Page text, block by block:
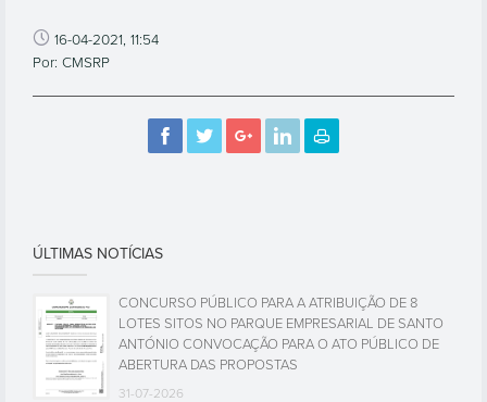
16-04-2021, 11:54
Por: CMSRP
ÚLTIMAS NOTÍCIAS
CONCURSO PÚBLICO PARA A ATRIBUIÇÃO DE 8
LOTES SITOS NO PARQUE EMPRESARIAL DE SANTO
ANTÓNIO CONVOCAÇÃO PARA O ATO PÚBLICO DE
ABERTURA DAS PROPOSTAS
31-07-2026